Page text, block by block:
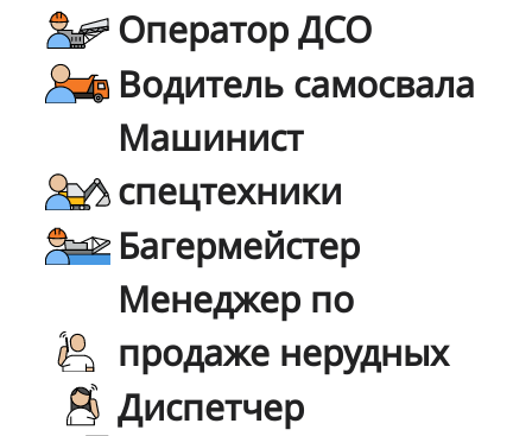
Оператор ДСО
Водитель самосвала
Машинист
спецтехники
Багермейстер
Менеджер по
продаже нерудных
Диспетчер